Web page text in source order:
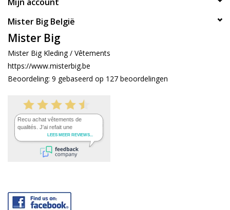
Mijn account
Mister Big België
Mister Big
Mister Big Kleding / Vêtements
https://www.misterbig.be
Beoordeling: 9 gebaseerd op 127 beoordelingen